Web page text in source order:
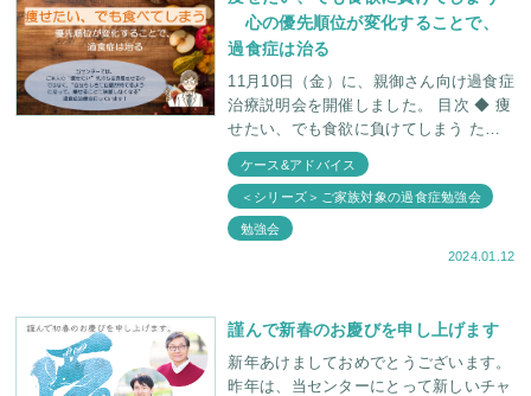
心の優先順位が変化することで、
過食症は治る
11月10日（金）に、親御さん向け過食症
治療説明会を開催しました。 目次 ◆ 痩
せたい、でも食欲に負けてしまう たく
さん食べてしまう自分が許せない 実
は、食べる
ケース&アドバイス
＜シリーズ＞ご家族対象の過食症勉強会
勉強会
2024.01.12
謹んで新春のお慶びを申し上げます
新年あけましておめでとうございます。
昨年は、当センターにとって新しいチャ